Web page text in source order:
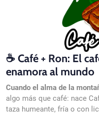
☕ Café + Ron: El
enamora al mundo
Cuando el alma de la
algo más que café: nace
taza humeante, fría o con